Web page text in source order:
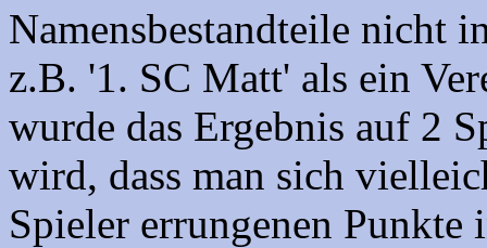
Namensbestandteile nicht
z.B. '1. SC Matt' als ein
wurde das Ergebnis auf 2
wird, dass man sich
Spieler errungenen Punkte